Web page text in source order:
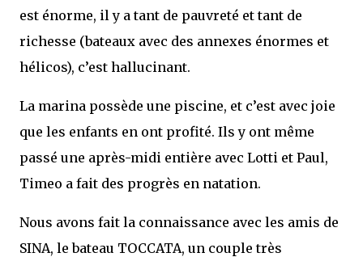
est énorme, il y a tant de pauvreté et tant de
richesse (bateaux avec des annexes énormes et
hélicos), c’est hallucinant.
La marina possède une piscine, et c’est avec joie
que les enfants en ont profité. Ils y ont même
passé une après-midi entière avec Lotti et Paul,
Timeo a fait des progrès en natation.
Nous avons fait la connaissance avec les amis de
SINA, le bateau TOCCATA, un couple très